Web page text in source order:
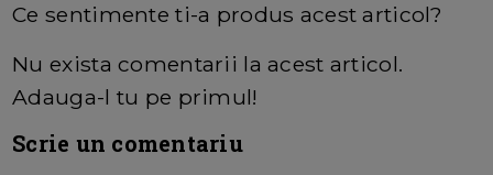
Ce sentimente ti-a produs acest articol?
Nu exista comentarii la acest articol.
Adauga-l tu pe primul!
Scrie un comentariu